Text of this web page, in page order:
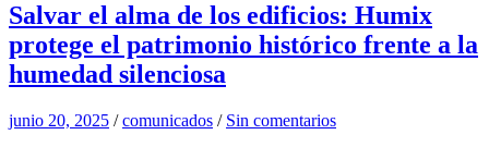
Salvar el alma de los edificios: Humix
protege el patrimonio histórico frente a la
humedad silenciosa
junio 20, 2025 /comunicados / Sin comentarios